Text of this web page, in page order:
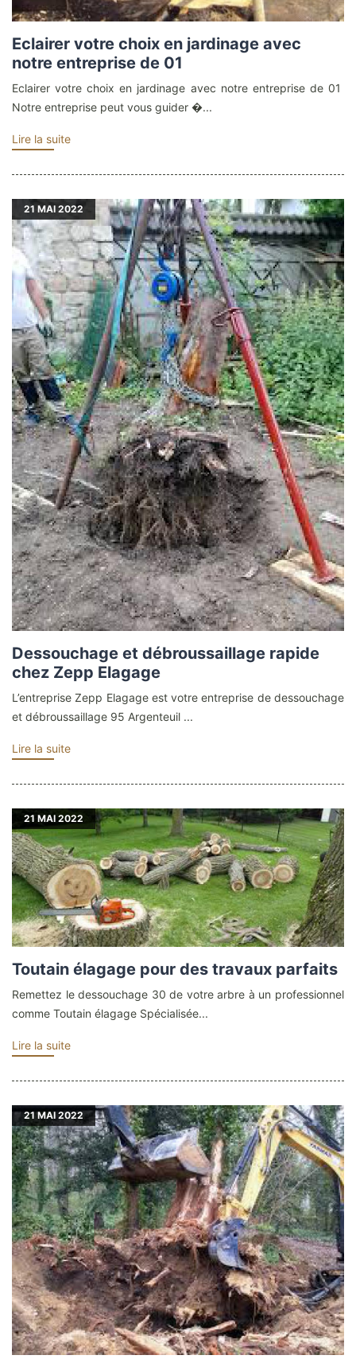
Eclairer votre choix en jardinage avec
notre entreprise de 01
Eclairer votre choix en jardinage avec notre entreprise de 01
Notre entreprise peut vous guider �...
Lire la suite
21 MAI 2022
Dessouchage et débroussaillage rapide
chez Zepp Elagage
L’entreprise Zepp Elagage est votre entreprise de dessouchage
et débroussaillage 95 Argenteuil ...
Lire la suite
21 MAI 2022
Toutain élagage pour des travaux parfaits
Remettez le dessouchage 30 de votre arbre à un professionnel
comme Toutain élagage Spécialisée...
Lire la suite
21MAI 2022